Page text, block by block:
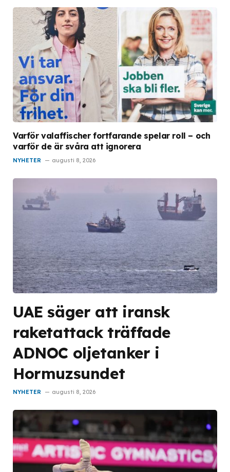
Varför valaffischer fortfarande spelar roll – och
varför de är svåra att ignorera
NYHETER augusti 8, 2026
UAE säger att iransk
raketattack träffade
ADNOC oljetanker i
Hormuzsundet
NYHETER augusti 8, 2026